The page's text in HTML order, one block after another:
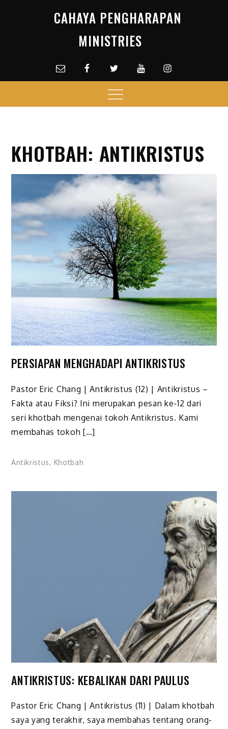
CAHAYA PENGHARAPAN
MINISTRIES
Email facebookTwitterYoutubeInstagram
Menu
KHOTBAH: ANTIKRISTUS
PERSIAPAN MENGHADAPI ANTIKRISTUS
Pastor Eric Chang | Antikristus (12) | Antikristus –
Fakta atau Fiksi? Ini merupakan pesan ke-12 dari
seri khotbah mengenai tokoh Antikristus. Kami
membahas tokoh […]
Antikristus, Khotbah
ANTIKRISTUS: KEBALIKAN DARI PAULUS
Pastor Eric Chang | Antikristus (11) | Dalam khotbah
saya yang terakhir, saya membahas tentang orang-